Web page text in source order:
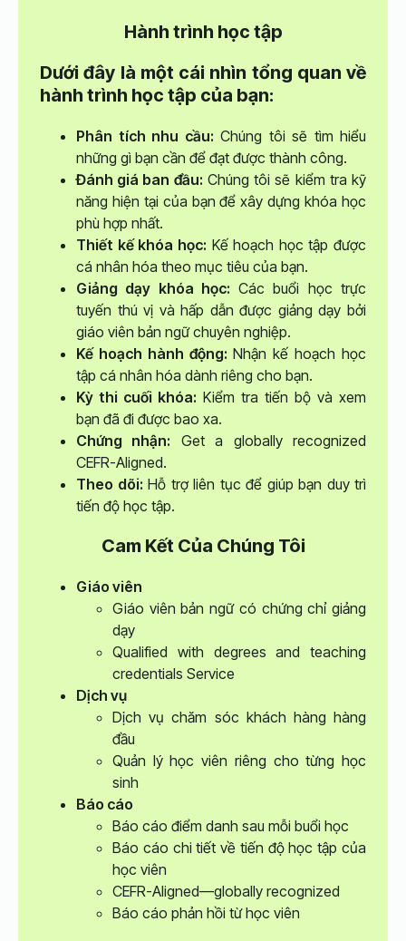
Hành trình học tập
Dưới đây là một cái nhìn tổng quan về
hành trình học tập của bạn:
Phân tích nhu cầu: Chúng tôi sẽ tìm hiểu
những gì bạn cần để đạt được thành công.
Đánh giá ban đầu: Chúng tôi sẽ kiểm tra kỹ
năng hiện tại của bạn để xây dựng khóa học
phù hợp nhất.
Thiết kế khóa học: Kế hoạch học tập được
cá nhân hóa theo mục tiêu của bạn.
Giảng dạy khóa học: Các buổi học trực
tuyến thú vị và hấp dẫn được giảng dạy bởi
giáo viên bản ngữ chuyên nghiệp.
Kế hoạch hành động: Nhận kế hoạch học
tập cá nhân hóa dành riêng cho bạn.
Kỳ thi cuối khóa: Kiểm tra tiến bộ và xem
bạn đã đi được bao xa.
Chứng nhận: Get a globally recognized
CEFR-Aligned.
Theo dõi: Hỗ trợ liên tục để giúp bạn duy trì
tiến độ học tập.
Cam Kết Của Chúng Tôi
Giáo viên
Giáo viên bản ngữ có chứng chỉ giảng
dạy
Qualified with degrees and teaching
credentials Service
Dịch vụ
Dịch vụ chăm sóc khách hàng hàng
đầu
Quản lý học viên riêng cho từng học
sinh
Báo cáo
Báo cáo điểm danh sau mỗi buổi học
Báo cáo chi tiết về tiến độ học tập của
học viên
CEFR-Aligned—globally recognized
Báo cáo phản hồi từ học viên